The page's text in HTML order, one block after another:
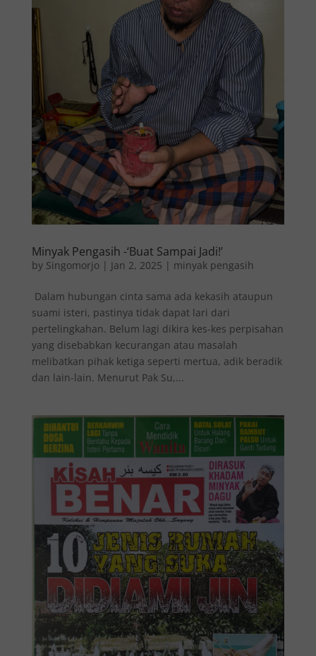
Minyak Pengasih -‘Buat Sampai Jadi!’
by Singomorjo| Jan 2, 2025 | minyak pengasih
Dalam hubungan cinta sama ada kekasih ataupun
suami isteri, pastinya tidak dapat lari dari
pertelingkahan. Belum lagi dikira kes-kes perpisahan
yang disebabkan kecurangan atau masalah
melibatkan pihak ketiga seperti mertua, adik beradik
dan lain-lain. Menurut Pak Su,...